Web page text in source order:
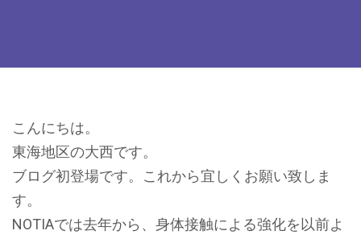
こんにちは。
東海地区の大西です。
ブログ初登場です。これから宜しくお願い致しま
す。
NOTIAでは去年から、身体接触による強化を以前よ